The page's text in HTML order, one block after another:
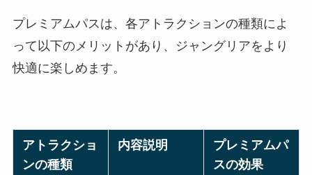
プレミアムパスは、各アトラクションの種類によ
って以下のメリットがあり、ジャングリアをより
快適に楽しめます。
アトラクショ
ンの種類
内容説明
プレミアムパ
スの効果